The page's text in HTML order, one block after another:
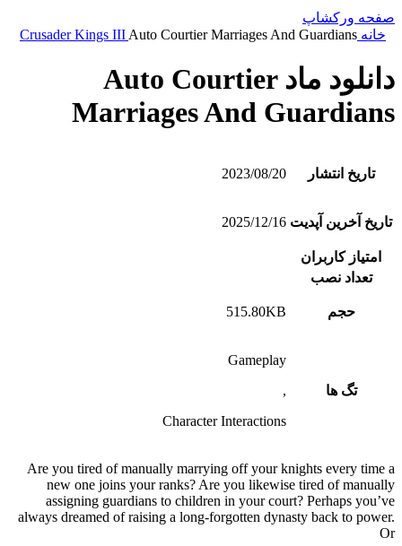
صفحه ورکشاپ
خانه
Crusader Kings III Auto Courtier Marriages And Guardians
دانلود ماد Auto Courtier
Marriages And Guardians
تاریخ انتشار 2023/08/20
تاریخ آخرین آپدیت 2025/12/16
امتیاز کاربران
تعداد نصب
حجم 515.80KB
تگ ها
Gameplay
,
Character Interactions
Are you tired of manually marrying off your knights every time a
new one joins your ranks? Are you likewise tired of manually
assigning guardians to children in your court? Perhaps you’ve
always dreamed of raising a long-forgotten dynasty back to power.
Or